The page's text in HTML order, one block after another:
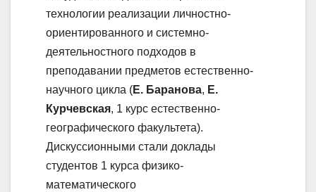
технологии реализации личностно-
ориентированного и системно-
деятельностного подходов в
преподавании предметов естественно-
научного цикла (Е. Баранова, Е.
Курчевская, 1 курс естественно-
географического факультета).
Дискуссионными стали доклады
студентов 1 курса физико-
математического